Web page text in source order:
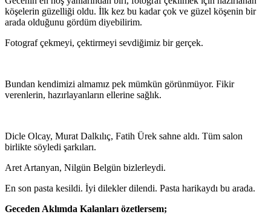
köşelerin güzelliği oldu. İlk kez bu kadar çok ve güzel köşenin bir
arada olduğunu gördüm diyebilirim.
Fotograf çekmeyi, çektirmeyi sevdiğimiz bir gerçek.
Bundan kendimizi almamız pek mümkün görünmüyor. Fikir
verenlerin, hazırlayanların ellerine sağlık.
Dicle Olcay, Murat Dalkılıç, Fatih Ürek sahne aldı. Tüm salon
birlikte söyledi şarkıları.
Aret Artanyan, Nilgün Belgün bizlerleydi.
En son pasta kesildi. İyi dilekler dilendi. Pasta harikaydı bu arada.
Geceden Aklımda Kalanları özetlersem;